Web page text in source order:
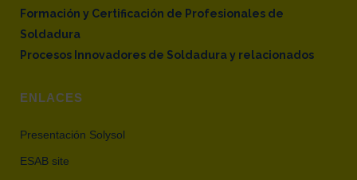
Formación y Certificación de Profesionales de
Soldadura
Procesos Innovadores de Soldadura y relacionados
ENLACES
Presentación Solysol
ESAB site